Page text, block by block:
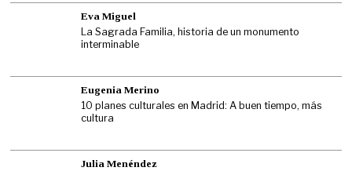
Eva Miguel
La Sagrada Familia, historia de un monumento
interminable
Eugenia Merino
10 planes culturales en Madrid: A buen tiempo, más
cultura
Julia Menéndez